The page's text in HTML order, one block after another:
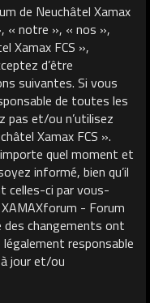
de Neuchâtel Xamax
« notre », « nos »,
Xamax FCS »,
d’être
suivantes. Si vous
de toutes les
pas et/ou n’utilisez
Xamax FCS ».
quel moment et
informé, bien qu’il
celles-ci par vous-
- Forum
des changements ont
responsable
jour et/ou